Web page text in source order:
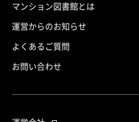
マンション図書館とは
運営からのお知らせ
よくあるご質問
お問い合わせ